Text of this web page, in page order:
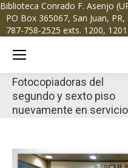
Biblioteca Conrado F. Asenjo
PO Box 365067, San Juan,
787-758-2525 exts. 1200, 1201.
Fotocopiadoras del
segundo y sexto piso
nuevamente en servicio